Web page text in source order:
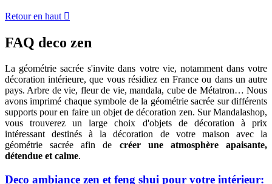
Retour en haut 
FAQ deco zen
La géométrie sacrée s'invite dans votre vie, notamment dans votre
décoration intérieure, que vous résidiez en France ou dans un autre
pays. Arbre de vie, fleur de vie, mandala, cube de Métatron… Nous
avons imprimé chaque symbole de la géométrie sacrée sur différents
supports pour en faire un objet de décoration zen. Sur Mandalashop,
vous trouverez un large choix d'objets de décoration à prix
intéressant destinés à la décoration de votre maison avec la
géométrie sacrée afin de créer une atmosphère apaisante,
détendue et calme.
Deco ambiance zen et feng shui pour votre intérieur: